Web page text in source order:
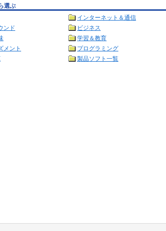
選ぶ
インターネット＆通信
ンド
ビジネス
学習＆教育
メント
プログラミング
製品ソフト一覧